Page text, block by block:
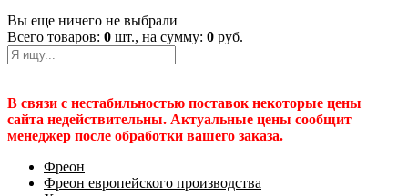
Вы еще ничего не выбрали
Всего товаров: 0 шт., на сумму: 0 руб.
В связи с нестабильностью поставок некоторые цены
сайта недействительны. Актуальные цены сообщит
менеджер после обработки вашего заказа.
Фреон
Фреон европейского производства